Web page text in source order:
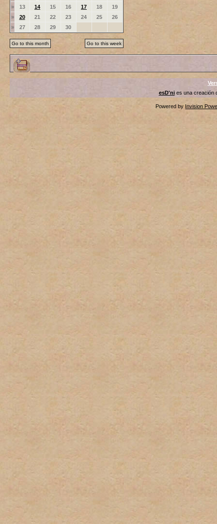
»
13 14 15 16 17 18
19
»
20 21 22 23 24 25
26
»
27 28 29 30
Go to this month Go to this week
esD'nies una creación
Powered by Invision